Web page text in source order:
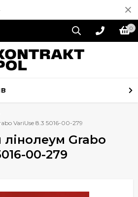
0
VariUse 8.3 5016-00-279
Grabo
00-279